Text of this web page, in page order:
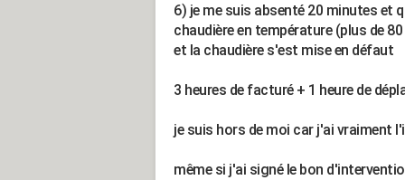
6) je me suis absenté 20 minutes et
chaudière en température (plus de 80
et la chaudière s'est mise en défaut
3 heures de facturé + 1 heure de
je suis hors de moi car j'ai vraiment
même si j'ai signé le bon